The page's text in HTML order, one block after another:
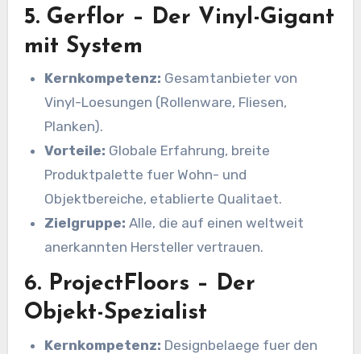
5. Gerflor – Der Vinyl-Gigant
mit System
Kernkompetenz: Gesamtanbieter von
Vinyl-Loesungen (Rollenware, Fliesen,
Planken).
Vorteile: Globale Erfahrung, breite
Produktpalette fuer Wohn- und
Objektbereiche, etablierte Qualitaet.
Zielgruppe: Alle, die auf einen weltweit
anerkannten Hersteller vertrauen.
6. ProjectFloors – Der
Objekt-Spezialist
Kernkompetenz: Designbelaege fuer den